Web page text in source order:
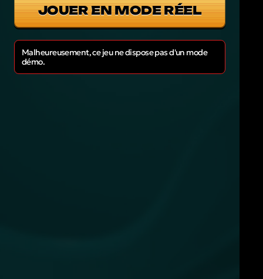
JOUER EN MODE RÉEL
Malheureusement, ce jeu ne dispose pas d'un mode
démo.